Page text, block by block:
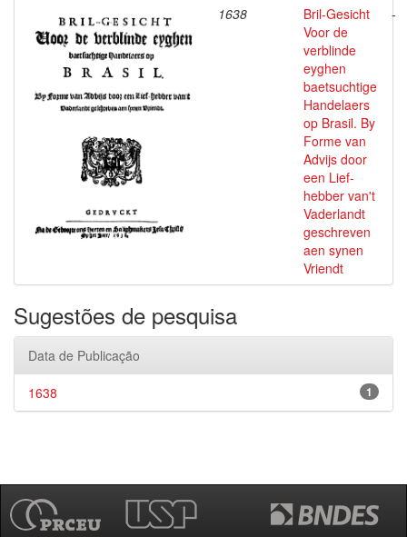
1638
Bril-Gesicht
Voor de
verblinde
eyghen
baetsuchtige
Handelaers
op Brasil. By
Forme van
Advijs door
een Lief-
hebber van't
Vaderlandt
geschreven
aen synen
Vriendt
-
Sugestões de pesquisa
Data de Publicação
1
1638